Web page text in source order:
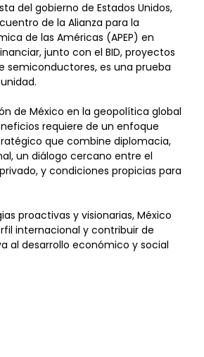
del gobierno de Estados Unidos,
de la Alianza para la
de las Américas (APEP) en
junto con el BID, proyectos
semiconductores, es una prueba
de México en la geopolítica global
requiere de un enfoque
que combine diplomacia,
un diálogo cercano entre el
y condiciones propicias para
proactivas y visionarias, México
internacional y contribuir de
al desarrollo económico y social